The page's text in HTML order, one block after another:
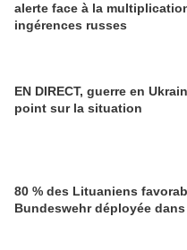
alerte face à la
ingérences russes
EN DIRECT, guerre en
point sur la situation
80 % des Lituaniens
Bundeswehr déployée